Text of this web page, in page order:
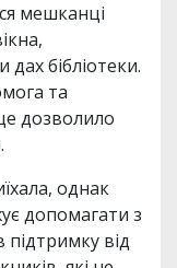
мешканці
бібліотеки.
та
дозволило
однак
допомагати з
від